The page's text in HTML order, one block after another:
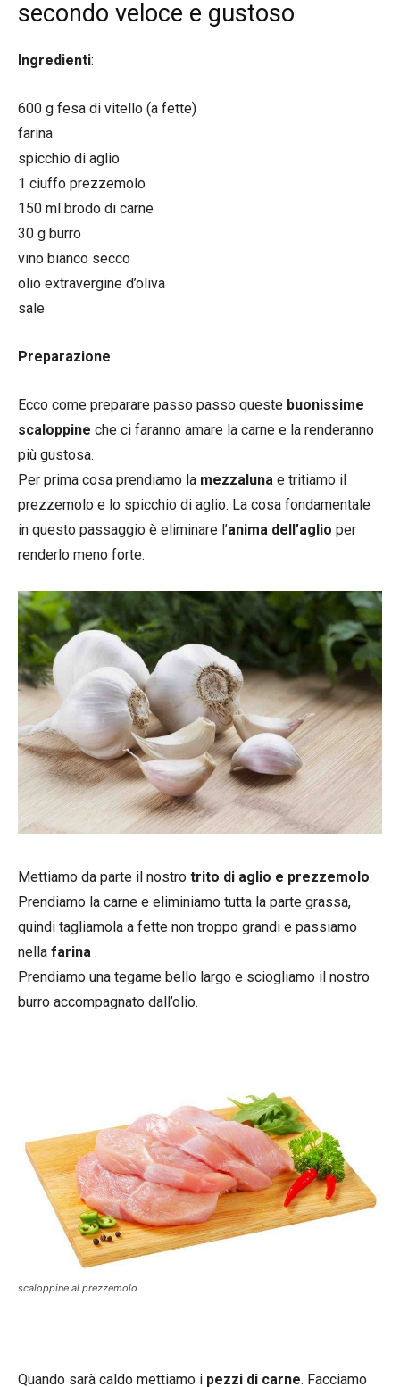
secondo veloce e gustoso
Ingredienti:
600 g fesa di vitello (a fette)
farina
spicchio di aglio
1 ciuffo prezzemolo
150 ml brodo di carne
30 g burro
vino bianco secco
olio extravergine d’oliva
sale
Preparazione:
Ecco come preparare passo passo queste buonissime
scaloppine che ci faranno amare la carne e la renderanno
più gustosa.
Per prima cosa prendiamo la mezzaluna e tritiamo il
prezzemolo e lo spicchio di aglio. La cosa fondamentale
in questo passaggio è eliminare l’anima dell’aglio per
renderlo meno forte.
Mettiamo da parte il nostro trito di aglio e prezzemolo.
Prendiamo la carne e eliminiamo tutta la parte grassa,
quindi tagliamola a fette non troppo grandi e passiamo
nella farina .
Prendiamo una tegame bello largo e sciogliamo il nostro
burro accompagnato dall’olio.
scaloppine al prezzemolo
Quando sarà caldo mettiamo i pezzi di carne. Facciamo